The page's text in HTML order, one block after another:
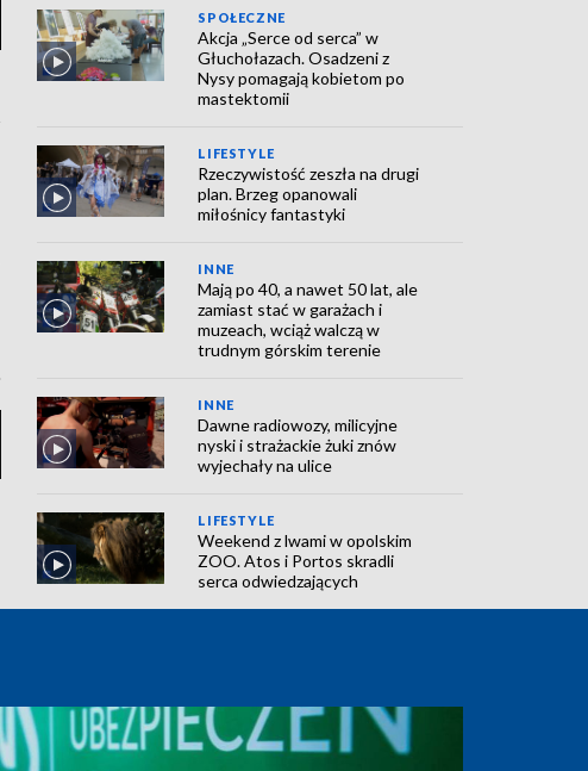
SPOŁECZNE
Akcja „Serce od serca” w
Głuchołazach. Osadzeni z
Nysy pomagają kobietom po
mastektomii
LIFESTYLE
Rzeczywistość zeszła na drugi
plan. Brzeg opanowali
miłośnicy fantastyki
INNE
Mają po 40, a nawet 50 lat, ale
zamiast stać w garażach i
muzeach, wciąż walczą w
trudnym górskim terenie
INNE
Dawne radiowozy, milicyjne
nyski i strażackie żuki znów
wyjechały na ulice
LIFESTYLE
Weekend z lwami w opolskim
ZOO. Atos i Portos skradli
serca odwiedzających